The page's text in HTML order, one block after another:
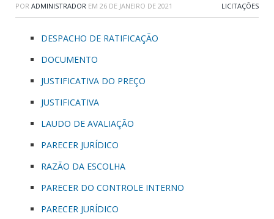
POR ADMINISTRADOR EM 26 DE JANEIRO DE 2021 LICITAÇÕES
DESPACHO DE RATIFICAÇÃO
DOCUMENTO
JUSTIFICATIVA DO PREÇO
JUSTIFICATIVA
LAUDO DE AVALIAÇÃO
PARECER JURÍDICO
RAZÃO DA ESCOLHA
PARECER DO CONTROLE INTERNO
PARECER JURÍDICO